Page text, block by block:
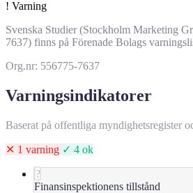
! Varning
Svenska Studier (Stockholm Marketing
7637) finns på Förenade Bolags
Org.nr: 556775-7637
Varningsindikatorer
Baserat på offentliga myndighetsregister
✕ 1 varning ✓ 4 ok
?
Finansinspektionens tillstånd